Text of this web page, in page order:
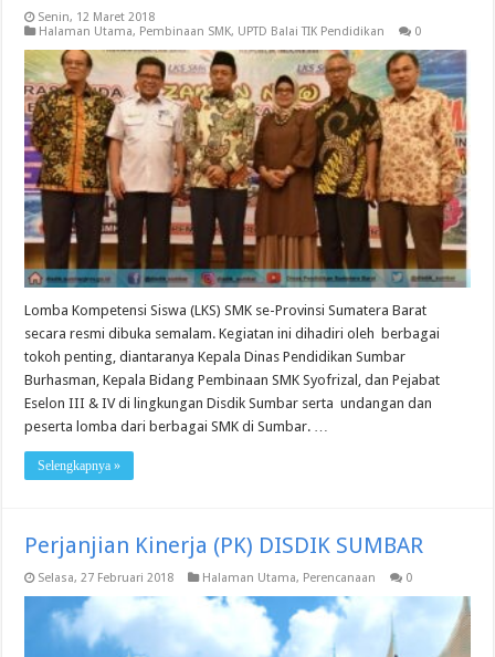
Senin, 12 Maret 2018
Halaman Utama, Pembinaan SMK, UPTD Balai TIK Pendidikan 0
Lomba Kompetensi Siswa (LKS) SMK se-Provinsi Sumatera Barat
secara resmi dibuka semalam. Kegiatan ini dihadiri oleh berbagai
tokoh penting, diantaranya Kepala Dinas Pendidikan Sumbar
Burhasman, Kepala Bidang Pembinaan SMK Syofrizal, dan Pejabat
Eselon III & IV di lingkungan Disdik Sumbar serta undangan dan
peserta lomba dari berbagai SMK di Sumbar. …
Selengkapnya »
Perjanjian Kinerja (PK) DISDIK SUMBAR
Selasa, 27 Februari 2018 Halaman Utama, Perencanaan 0